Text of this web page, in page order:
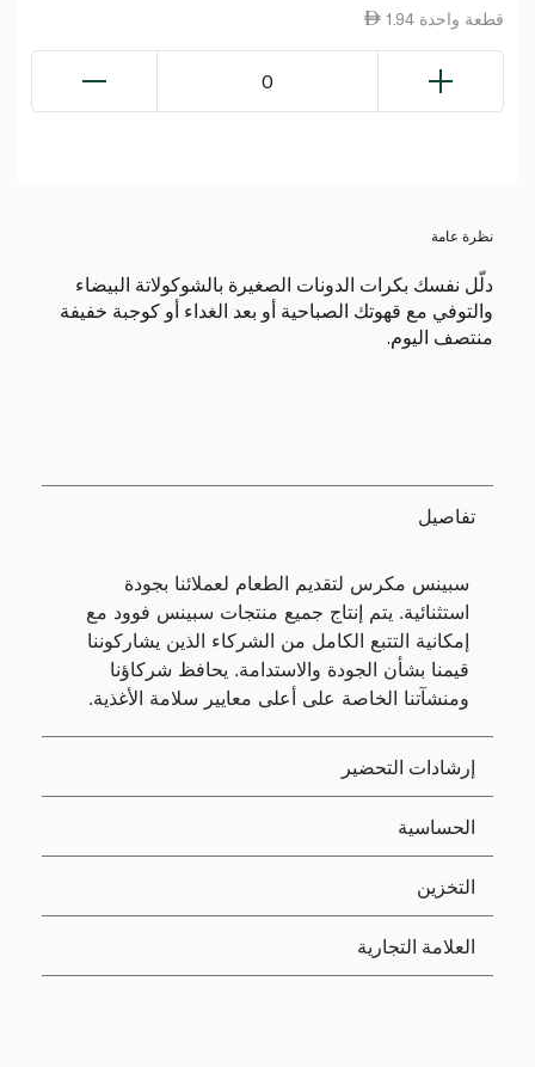
1.94 قطعة واحدة
0
نظرة عامة
دلّل نفسك بكرات الدونات الصغيرة بالشوكولاتة البيضاء
والتوفي مع قهوتك الصباحية أو بعد الغداء أو كوجبة خفيفة
منتصف اليوم.
تفاصيل
سبينس مكرس لتقديم الطعام لعملائنا بجودة
استثنائية. يتم إنتاج جميع منتجات سبينس فوود مع
إمكانية التتبع الكامل من الشركاء الذين يشاركوننا
قيمنا بشأن الجودة والاستدامة. يحافظ شركاؤنا
ومنشآتنا الخاصة على أعلى معايير سلامة الأغذية.
إرشادات التحضير
الحساسية
التخزين
العلامة التجارية